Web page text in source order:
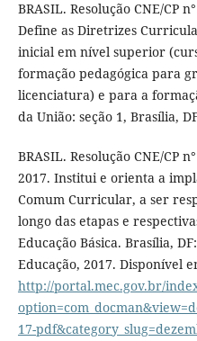
BRASIL. Resolução CNE/CP
Define as Diretrizes
inicial em nível superior
formação pedagógica para
licenciatura) e para a
da União: seção 1, Brasília,
BRASIL. Resolução CNE/CP
2017. Institui e orienta a
Comum Curricular, a ser
longo das etapas e
Educação Básica. Brasília,
Educação, 2017. Disponível
http://portal.mec.gov.br/
17-